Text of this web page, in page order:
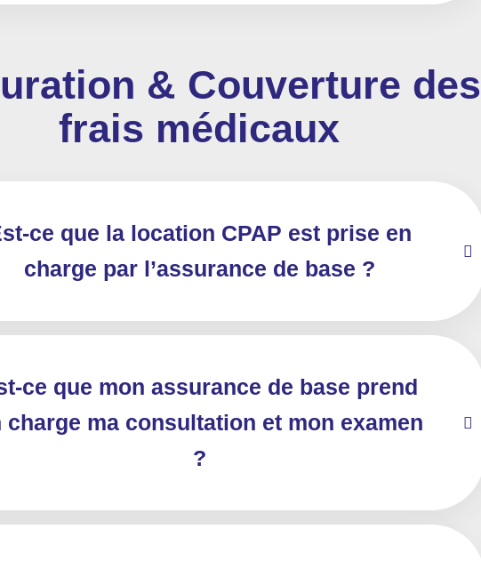
& Couverture des
frais médicaux
ce que la location CPAP est prise en
charge par l’assurance de base ?
ce que mon assurance de base prend
charge ma consultation et mon examen
?